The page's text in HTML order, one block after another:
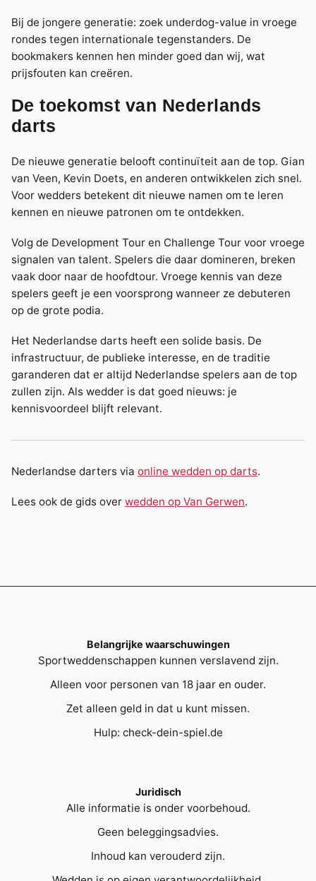
Bij de jongere generatie: zoek underdog-value in vroege
rondes tegen internationale tegenstanders. De
bookmakers kennen hen minder goed dan wij, wat
prijsfouten kan creëren.
De toekomst van Nederlands
darts
De nieuwe generatie belooft continuïteit aan de top. Gian
van Veen, Kevin Doets, en anderen ontwikkelen zich snel.
Voor wedders betekent dit nieuwe namen om te leren
kennen en nieuwe patronen om te ontdekken.
Volg de Development Tour en Challenge Tour voor vroege
signalen van talent. Spelers die daar domineren, breken
vaak door naar de hoofdtour. Vroege kennis van deze
spelers geeft je een voorsprong wanneer ze debuteren
op de grote podia.
Het Nederlandse darts heeft een solide basis. De
infrastructuur, de publieke interesse, en de traditie
garanderen dat er altijd Nederlandse spelers aan de top
zullen zijn. Als wedder is dat goed nieuws: je
kennisvoordeel blijft relevant.
Nederlandse darters via online wedden op darts.
Lees ook de gids over wedden op Van Gerwen.
Belangrijke waarschuwingen
Sportweddenschappen kunnen verslavend zijn.
Alleen voor personen van 18 jaar en ouder.
Zet alleen geld in dat u kunt missen.
Hulp: check-dein-spiel.de
Juridisch
Alle informatie is onder voorbehoud.
Geen beleggingsadvies.
Inhoud kan verouderd zijn.